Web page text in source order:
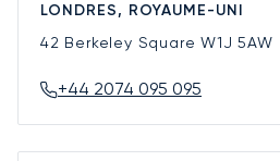
LONDRES, ROYAUME-UNI
42 Berkeley SquareW1J 5AW
+44 2074 095 095